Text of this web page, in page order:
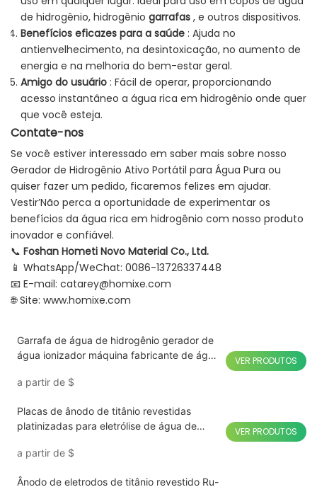
de hidrogênio, hidrogênio garrafas , e outros dispositivos.
Benefícios eficazes para a saúde : Ajuda no
antienvelhecimento, na desintoxicação, no aumento de
energia e na melhoria do bem-estar geral.
Amigo do usuário : Fácil de operar, proporcionando
acesso instantâneo a água rica em hidrogênio onde quer
que você esteja.
Contate-nos
Se você estiver interessado em saber mais sobre nosso
Gerador de Hidrogênio Ativo Portátil para Água Pura ou
quiser fazer um pedido, ficaremos felizes em ajudar.
Vestir’Não perca a oportunidade de experimentar os
benefícios da água rica em hidrogênio com nosso produto
inovador e confiável.
📞 Foshan Hometi Novo Material Co., Ltd.
📱 WhatsApp/WeChat: 0086-13726337448
📧 E-mail: catarey@homixe.com
🌐 Site: www.homixe.com
Garrafa de água de hidrogênio gerador de
água ionizador máquina fabricante de água
pem 1500ml
a partir de $
VER PRODUTOS
Placas de ânodo de titânio revestidas
platinizadas para eletrólise de água de
a partir de $
VER PRODUTOS
Ânodo de eletrodos de titânio revestido Ru-